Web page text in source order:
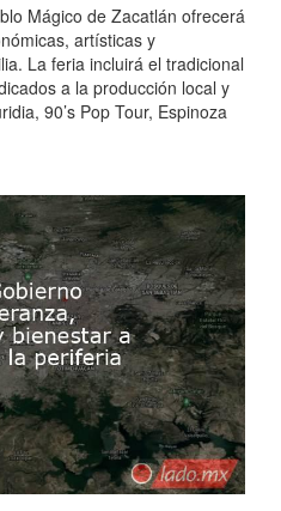
Mágico de Zacatlán ofrecerá
artísticas y
La feria incluirá el tradicional
a la producción local y
90’s Pop Tour, Espinoza